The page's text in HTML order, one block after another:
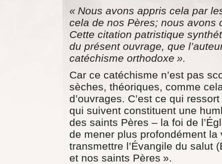
« Nous avons appris cela par
cela de nos Pères; nous avons
Cette citation patristique
du présent ouvrage, que
catéchisme orthodoxe ».
Car ce catéchisme n’est pas
sèches, théoriques, comme
d’ouvrages. C’est ce qui
qui suivent constituent une
des saints Pères – la foi de
de mener plus profondément la
transmettre l’Évangile du salut
et nos saints Pères ».